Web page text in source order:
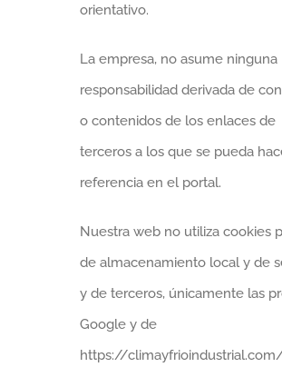
orientativo.
La empresa, no asume ninguna
responsabilidad derivada de
o contenidos de los enlaces de
terceros a los que se pueda
referencia en el portal.
Nuestra web no utiliza cookies
de almacenamiento local y de
y de terceros, únicamente las
Google y de
https://